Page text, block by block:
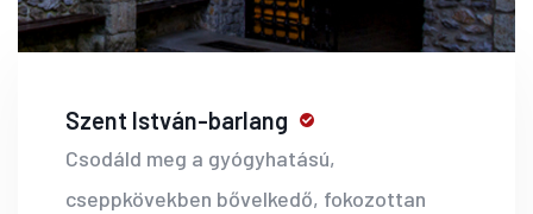
Szent István-barlang
Csodáld meg a gyógyhatású,
cseppkövekben bővelkedő, fokozottan